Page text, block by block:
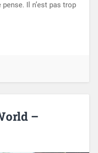
Il n’est pas trop
–